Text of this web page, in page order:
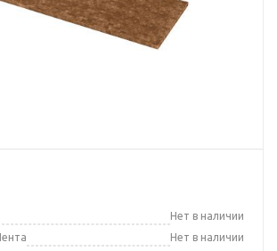
Нет в наличии
Нет в наличии